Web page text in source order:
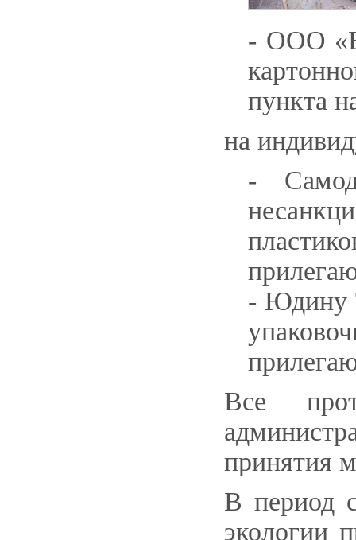
- ООО
пункта
на
-
- Юдину
Все
принятия
В период
экологии